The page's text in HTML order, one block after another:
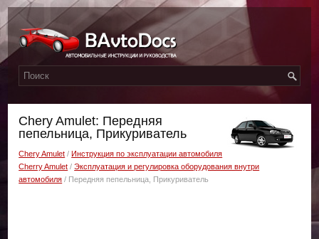
Chery Amulet: Передняя
пепельница, Прикуриватель
Chery Amulet /Инструкция по эксплуатации автомобиля
Cherry Amulet /Эксплуатация и регулировка оборудования внутри
автомобиля / Передняя пепельница, Прикуриватель